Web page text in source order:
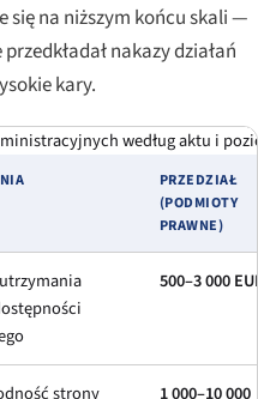
się na niższym końcu skali —
nakazy działań
kary.
według aktu i
PRZEDZIAŁ
(PODMIOTY
PRAWNE)
500–3 000
strony
1 000–10 000